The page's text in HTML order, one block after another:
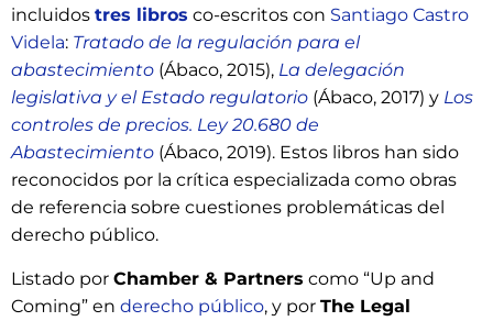
incluidos tres libros co-escritos con Santiago Castro
Videla: Tratado de la regulación para el
abastecimiento (Ábaco, 2015), La delegación
legislativa y el Estado regulatorio (Ábaco, 2017) y Los
controles de precios. Ley 20.680 de
Abastecimiento (Ábaco, 2019). Estos libros han sido
reconocidos por la crítica especializada como obras
de referencia sobre cuestiones problemáticas del
derecho público.
Listado por Chamber & Partners como “Up and
Coming” en derecho público, y por The Legal